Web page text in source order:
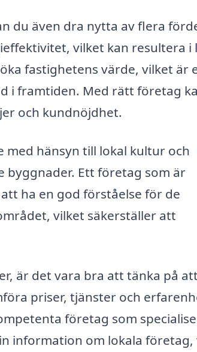
du även dra nytta av flera
vilket kan resultera i
fastighetens värde, vilket är
i framtiden. Med rätt företag
och kundnöjdhet.
med hänsyn till lokal kultur och
Ett företag som är
ha en god förståelse för de
vilket säkerställer att
är det vara bra att tänka på
priser, tjänster och
företag som
information om lokala företag,